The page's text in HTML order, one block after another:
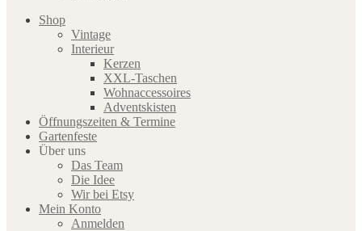
Shop
Vintage
Interieur
Kerzen
XXL-Taschen
Wohnaccessoires
Adventskisten
Öffnungszeiten & Termine
Gartenfeste
Über uns
Das Team
Die Idee
Wir bei Etsy
Mein Konto
Anmelden